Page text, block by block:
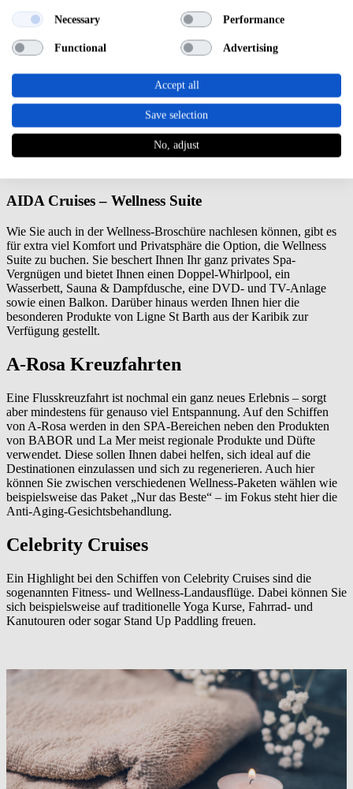
AIDAvita. Möglich ist hier zum Beispiel das Body & Soul Paket mit
Leistungen wie einer Führung durch den Spa-Bereich und
Teezeremonie zur Begrüßung sowie ein Yoga- und Sport-Workshop
in der Gruppe und viele weitere.
AIDA Cruises – Wellness Day
Möchten Sie sich auf Ihrer AIDA Kreuzfahrt einen Tag nur Ihrer
Entspannung, Bewegung und Gesundheit widmen? Dann eignet
sich eine Tageskarte für den den „Body & Soul Wellness Day“
besonders. Wenn Sie eine Kreuzfahrt ab sieben Tagen unternehmen,
AIDA Cruises – Wellness Suite
Wie Sie auch in der Wellness-Broschüre nachlesen können, gibt es
für extra viel Komfort und Privatsphäre die Option, die Wellness
Suite zu buchen. Sie beschert Ihnen Ihr ganz privates Spa-
Vergnügen und bietet Ihnen einen Doppel-Whirlpool, ein
Wasserbett, Sauna & Dampfdusche, eine DVD- und TV-Anlage
sowie einen Balkon. Darüber hinaus werden Ihnen hier die
besonderen Produkte von Ligne St Barth aus der Karibik zur
Verfügung gestellt.
A-Rosa Kreuzfahrten
Eine Flusskreuzfahrt ist nochmal ein ganz neues Erlebnis – sorgt
aber mindestens für genauso viel Entspannung. Auf den Schiffen
von A-Rosa werden in den SPA-Bereichen neben den Produkten
von BABOR und La Mer meist regionale Produkte und Düfte
verwendet. Diese sollen Ihnen dabei helfen, sich ideal auf die
Destinationen einzulassen und sich zu regenerieren. Auch hier
können Sie zwischen verschiedenen Wellness-Paketen wählen wie
beispielsweise das Paket „Nur das Beste“ – im Fokus steht hier die
Anti-Aging-Gesichtsbehandlung.
Celebrity Cruises
Ein Highlight bei den Schiffen von Celebrity Cruises sind die
sogenannten Fitness- und Wellness-Landausflüge. Dabei können Sie
sich beispielsweise auf traditionelle Yoga Kurse, Fahrrad- und
Kanutouren oder sogar Stand Up Paddling freuen.
Necessary Performance
Functional Advertising
Accept all
Save selection
No, adjust